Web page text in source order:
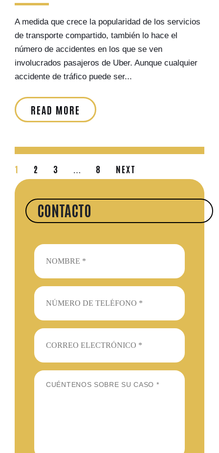
CONTACTO
A medida que crece la popularidad de los servicios
de transporte compartido, también lo hace el
número de accidentes en los que se ven
involucrados pasajeros de Uber. Aunque cualquier
accidente de tráfico puede ser...
READ MORE
1 2 3 … 8 NEXT